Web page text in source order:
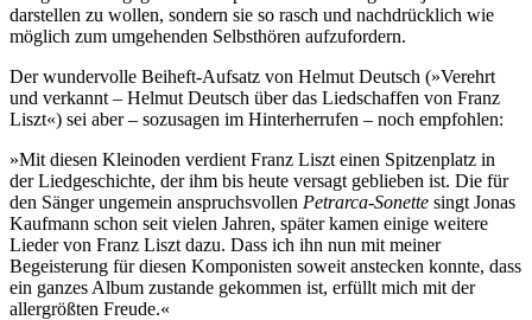
darstellen zu wollen, sondern sie so rasch und nachdrücklich wie
möglich zum umgehenden Selbsthören aufzufordern.
Der wundervolle Beiheft-Aufsatz von Helmut Deutsch (»Verehrt
und verkannt – Helmut Deutsch über das Liedschaffen von Franz
Liszt«) sei aber – sozusagen im Hinterherrufen – noch empfohlen:
»Mit diesen Kleinoden verdient Franz Liszt einen Spitzenplatz in
der Liedgeschichte, der ihm bis heute versagt geblieben ist. Die für
den Sänger ungemein anspruchsvollen Petrarca-Sonette singt Jonas
Kaufmann schon seit vielen Jahren, später kamen einige weitere
Lieder von Franz Liszt dazu. Dass ich ihn nun mit meiner
Begeisterung für diesen Komponisten soweit anstecken konnte, dass
ein ganzes Album zustande gekommen ist, erfüllt mich mit der
allergrößten Freude.«